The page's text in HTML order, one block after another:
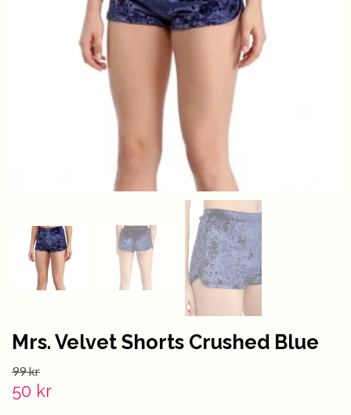
Mrs. Velvet Shorts Crushed Blue
99 kr
50 kr